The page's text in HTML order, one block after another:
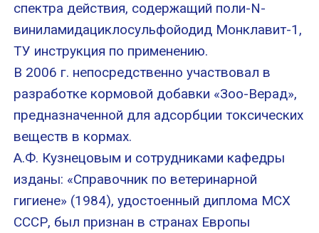
спектра действия, содержащий поли-N-
виниламидациклосульфойодид Монклавит-1,
ТУ инструкция по применению.
В 2006 г. непосредственно участвовал в
разработке кормовой добавки «Зоо-Верад»,
предназначенной для адсорбции токсических
веществ в кормах.
А.Ф. Кузнецовым и сотрудниками кафедры
изданы: «Справочник по ветеринарной
гигиене» (1984), удостоенный диплома МСХ
СССР, был признан в странах Европы